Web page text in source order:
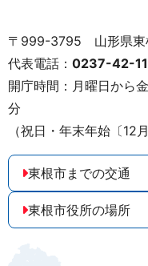
〒999-3795 山形県東
代表電話： 0237-42-
開庁時間：月曜日から
分
（祝日・年末年始〔12
東根市までの交通
東根市役所の場所